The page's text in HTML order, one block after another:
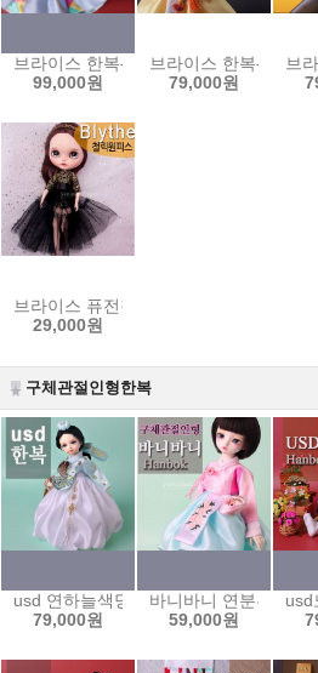
브라이스 한복- 주황저고리와 하늘색치
99,000원
브라이스 한복- 주황
79,000원
브
브라이스 퓨전철릭원피스-blf3
29,000원
구체관절인형한복
usd 연하늘색당의와 흰 주름치마 set/
79,000원
바니바니 연분홍삼회
59,000원
usd